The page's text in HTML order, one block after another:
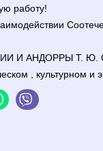
работу!
И АНДОРРЫ Т. Ю.
, культурном и